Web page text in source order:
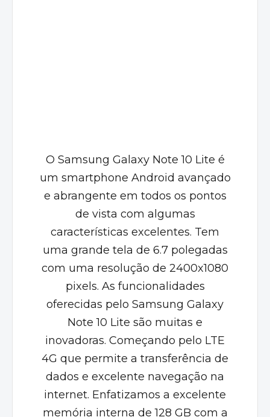
O Samsung Galaxy Note 10 Lite é
um smartphone Android avançado
e abrangente em todos os pontos
de vista com algumas
características excelentes. Tem
uma grande tela de 6.7 polegadas
com uma resolução de 2400x1080
pixels. As funcionalidades
oferecidas pelo Samsung Galaxy
Note 10 Lite são muitas e
inovadoras. Começando pelo LTE
4G que permite a transferência de
dados e excelente navegação na
internet. Enfatizamos a excelente
memória interna de 128 GB com a